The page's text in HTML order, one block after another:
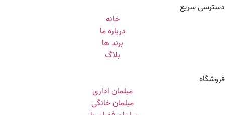
دسترسی سریع
خانه
درباره ما
برند ها
بلاگ
فروشگاه
مبلمان اداری
مبلمان خانگی